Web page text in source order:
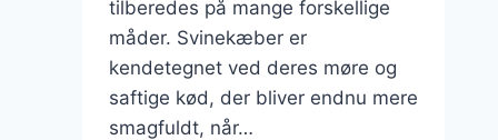
tilberedes på mange forskellige
måder. Svinekæber er
kendetegnet ved deres møre og
saftige kød, der bliver endnu mere
smagfuldt, når…